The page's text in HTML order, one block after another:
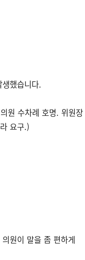
했습니다.
원 수차례 호명. 위원장
요구.)
원이 말을 좀 편하게